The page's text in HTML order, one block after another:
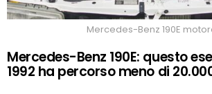
Mercedes-Benz 190E
Mercedes-Benz 190E: questo
1992 ha percorso meno di